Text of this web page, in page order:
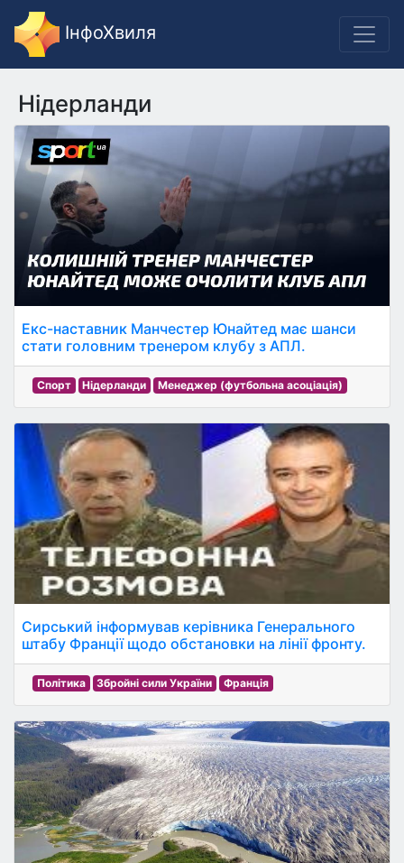
ІнфоХвиля
Нідерланди
Екс-наставник Манчестер Юнайтед має шанси
стати головним тренером клубу з АПЛ.
Спорт Нідерланди Менеджер (футбольна асоціація)
Сирський інформував керівника Генерального
штабу Франції щодо обстановки на лінії фронту.
Політика Збройні сили України Франція